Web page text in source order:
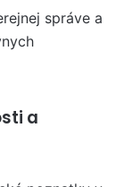
správe a
a